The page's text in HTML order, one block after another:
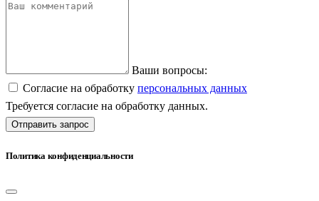
Ваши вопросы:
Согласие на обработку персональных данных
Требуется согласие на обработку данных.
Отправить запрос
Политика конфиденциальности